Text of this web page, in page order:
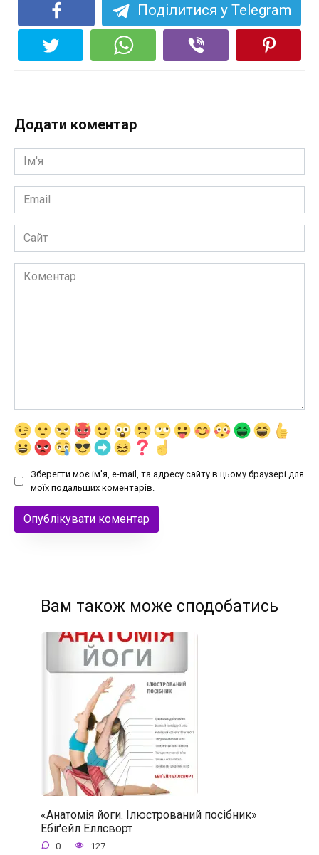
Поділитися у Telegram
Додати коментар
Ім'я
*
Email
*
Сайт
Коментар
Зберегти моє ім'я, e-mail, та адресу сайту в цьому браузері для
моїх подальших коментарів.
Вам також може сподобатись
«Анатомія йоги. Ілюстрований посібник»
Ебіґейл Еллсворт
0 127